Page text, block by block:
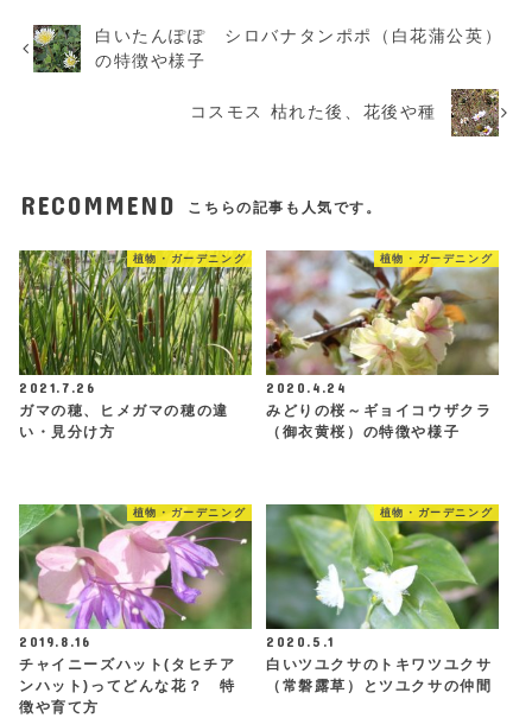
白いたんぽぽ シロバナタンポポ（白花蒲公英）
の特徴や様子
コスモス 枯れた後、花後や種
RECOMMEND こちらの記事も人気です。
植物・ガーデニング
2021.7.26
ガマの穂、ヒメガマの穂の違
い・見分け方
植物・ガーデニング
2020.4.24
みどりの桜～ギョイコウザクラ
（御衣黄桜）の特徴や様子
植物・ガーデニング
2019.8.16
チャイニーズハット(タヒチア
ンハット)ってどんな花？ 特
徴や育て方
植物・ガーデニング
2020.5.1
白いツユクサのトキワツユクサ
（常磐露草）とツユクサの仲間